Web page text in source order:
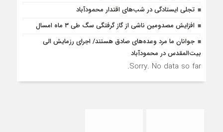
تجلی ایستادگی در شب‌های اقتدار محمودآباد
افزایش مصدومین ناشی از گاز گرفتگی سگ طی ۳ ماه امسال
جوانان ما مرد وعده‌های صادق هستند/ اجرای رزمایش الی
بیت‌المقدس در محمودآباد
Sorry. No data so far.